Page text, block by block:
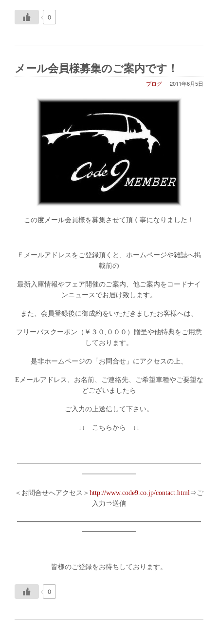
0
メール会員様募集のご案内です！
2011年6月5日
ブログ
この度メール会員様を募集させて頂く事になりました！
Ｅメールアドレスをご登録頂くと、ホームページや雑誌へ掲
載前の
最新入庫情報やフェア開催のご案内、他ご案内を コードナイ
ンニュースでお届け致します。
また、会員登録後に御成約をいただきましたお客様へは、
フリーパスクーポン（￥３０,０００）贈呈や他特典をご用意
しております。
是非ホームページの「お問合せ」にアクセスの上、
Eメールアドレス、お名前、ご連絡先、
ご希望車種やご要望な
どございましたら
ご入力の上送信して下さい。
↓↓ こちらから ↓↓
━━━━━━━━━━━━━━━━━━━━━━━━━━━
━━━━━━━━
＜お問合せへアクセス＞ http://www.code9.co.jp/contact.html ⇒ご
入力⇒送信
━━━━━━━━━━━━━━━━━━━━━━━━━━━
━━━━━━━━
皆様のご登録をお待ちしております。
0